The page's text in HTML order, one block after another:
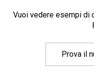
Vuoi vedere esempi di
Prova il